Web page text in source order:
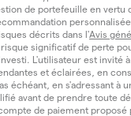
de portefeuille en vertu
décrits dans l'Avis
significatif de perte
L'utilisateur est invité
et éclairées, en
échéant, en s'adressant à
avant de prendre toute
de paiement proposé